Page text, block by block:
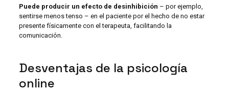
Puede producir un efecto de desinhibición – por ejemplo,
sentirse menos tenso – en el paciente por el hecho de no estar
presente físicamente con el terapeuta, facilitando la
comunicación.
Desventajas de la psicología
online